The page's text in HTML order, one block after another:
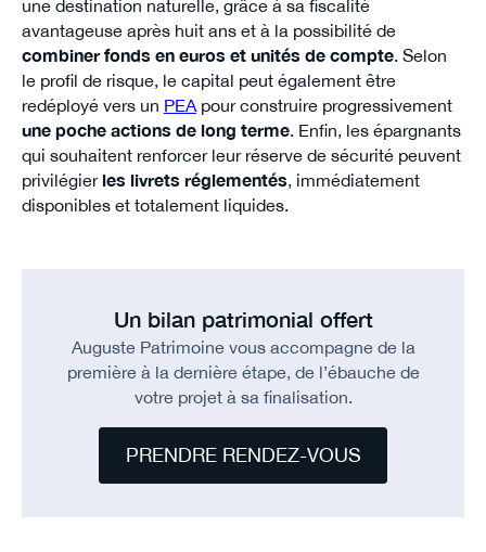
une destination naturelle, grâce à sa fiscalité
avantageuse après huit ans et à la possibilité de
combiner fonds en euros et unités de compte. Selon
le profil de risque, le capital peut également être
redéployé vers un PEApour construire progressivement
une poche actions de long terme. Enfin, les épargnants
qui souhaitent renforcer leur réserve de sécurité peuvent
privilégier les livrets réglementés, immédiatement
disponibles et totalement liquides.
Un bilan patrimonial offert
Auguste Patrimoine vous accompagne de la
première à la dernière étape, de l’ébauche de
votre projet à sa finalisation.
PRENDRE RENDEZ-VOUS